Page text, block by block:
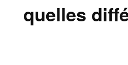
quelles